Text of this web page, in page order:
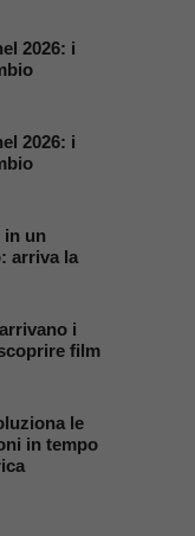
2026: i
2026: i
in un
arriva la
i
film
le
in tempo